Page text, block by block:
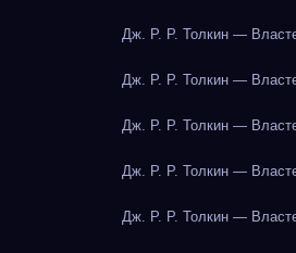
Дж. Р. Р. Толкин —
Дж. Р. Р. Толкин —
Дж. Р. Р. Толкин —
Дж. Р. Р. Толкин —
Дж. Р. Р. Толкин —